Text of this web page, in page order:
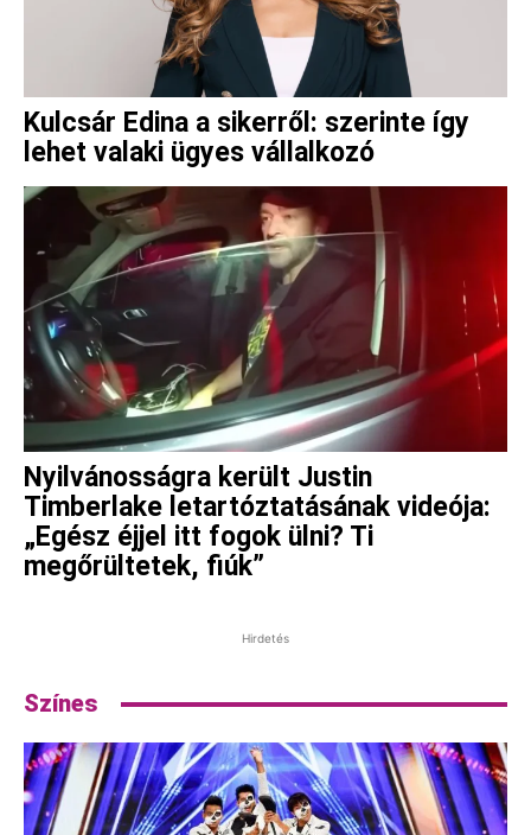
Kulcsár Edina a sikerről: szerinte így
lehet valaki ügyes vállalkozó
Nyilvánosságra került Justin
Timberlake letartóztatásának videója:
„Egész éjjel itt fogok ülni? Ti
megőrültetek, fiúk”
Hirdetés
Színes